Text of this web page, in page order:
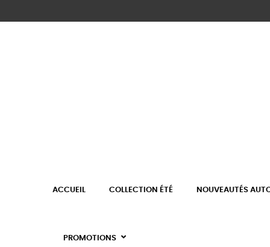
ACCUEIL COLLECTION ÉTÉ NOUVEAUTÉS
PROMOTIONS